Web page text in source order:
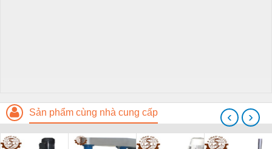
Sản phẩm cùng nhà cung cấp ‹ ›